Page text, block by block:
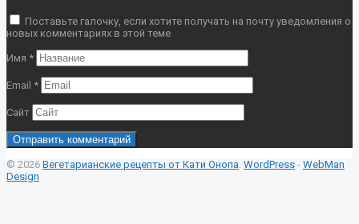
Поставьте галочку, если хотите получать на почту уведомления о
новых комментариях в этой теме
Имя *
Email *
Сайт
© 2026 Вегетарианские рецепты от Кати Онопа WordPress - WebMan
Design